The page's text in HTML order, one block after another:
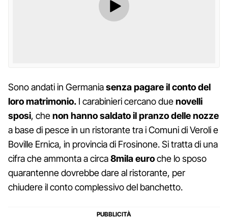
Sono andati in Germaniasenza pagare il conto del
loro matrimonio. I carabinieri cercano duenovelli
sposi, chenon hanno saldato il pranzo delle nozze
a base di pesce in un ristorante tra i Comuni di Veroli e
Boville Ernica, in provincia di Frosinone. Si tratta di una
cifra che ammonta a circa8mila euroche lo sposo
quarantenne dovrebbe dare al ristorante, per
chiudere il conto complessivo del banchetto.